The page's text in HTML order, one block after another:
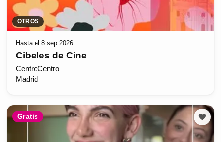
OTROS
Hasta el 8 sep 2026
Cibeles de Cine
CentroCentro
Madrid
Gratis